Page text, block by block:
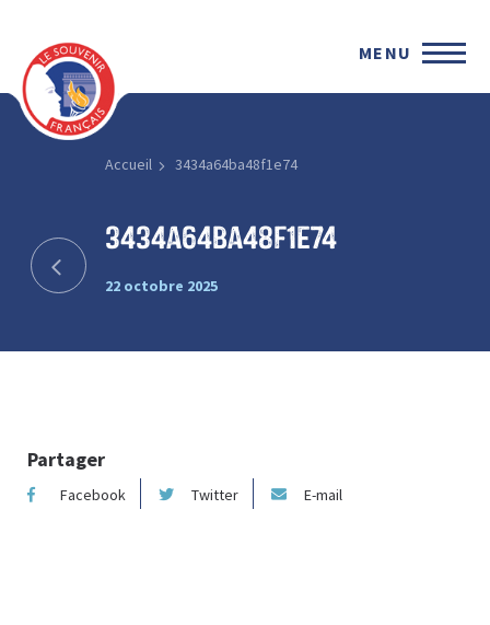
MENU
Accueil 3434a64ba48f1e74
3434a64ba48f1e74
22 octobre 2025
Partager
Facebook Twitter E-mail